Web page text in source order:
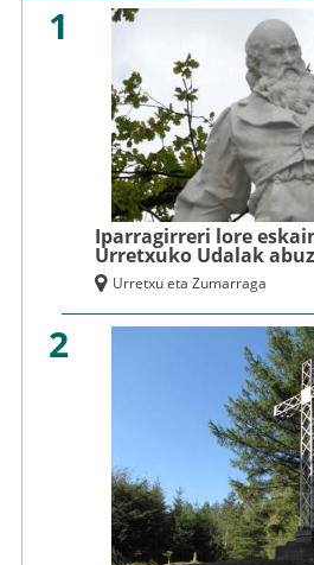
1
Iparragirreri lore
Urretxuko Udalak
Urretxu eta Zumarraga
2